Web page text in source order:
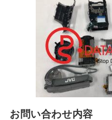
お問い合わせ内容